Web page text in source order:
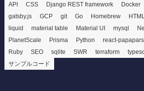
API CSS Django REST framework Docker
gatsby.js
GCP git Go Homebrew
liquid
material table Material UI mysql
PlanetScale
Prisma Python react-
Ruby
SEO sqlite SWR terraform
サンプルコード